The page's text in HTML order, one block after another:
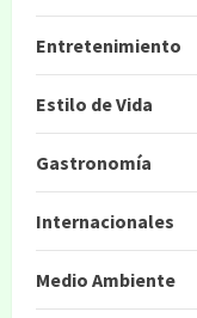
Entretenimiento
Estilo de Vida
Gastronomía
Internacionales
Medio Ambiente